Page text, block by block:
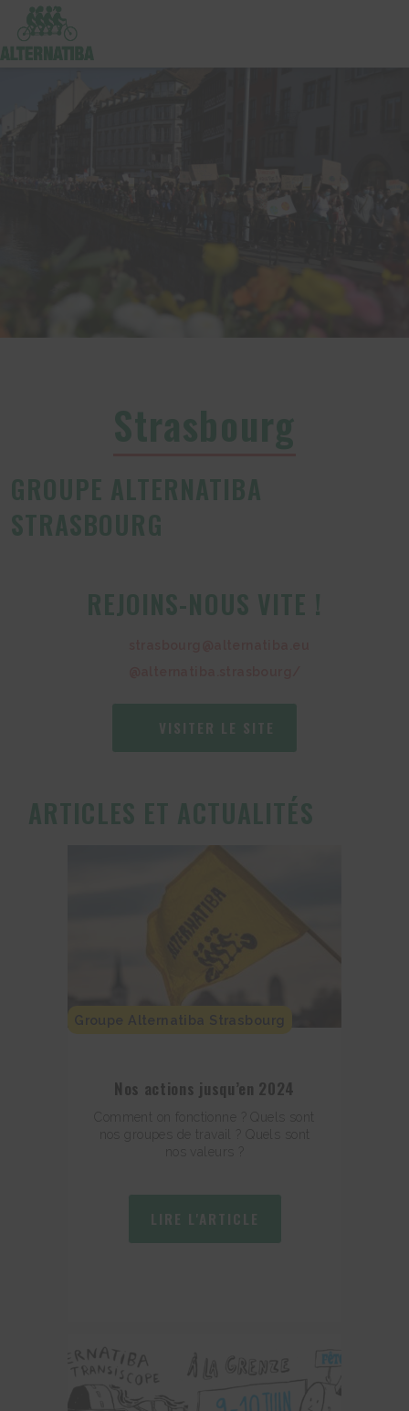
Strasbourg
GROUPE ALTERNATIBA
STRASBOURG
REJOINS-NOUS VITE !
VISITER LE SITE
ARTICLES ET ACTUALITÉS
Groupe Alternatiba Strasbourg
Nos actions jusqu’en 2024
Comment on fonctionne ? Quels sont
nos groupes de travail ? Quels sont
LIRE L'ARTICLE